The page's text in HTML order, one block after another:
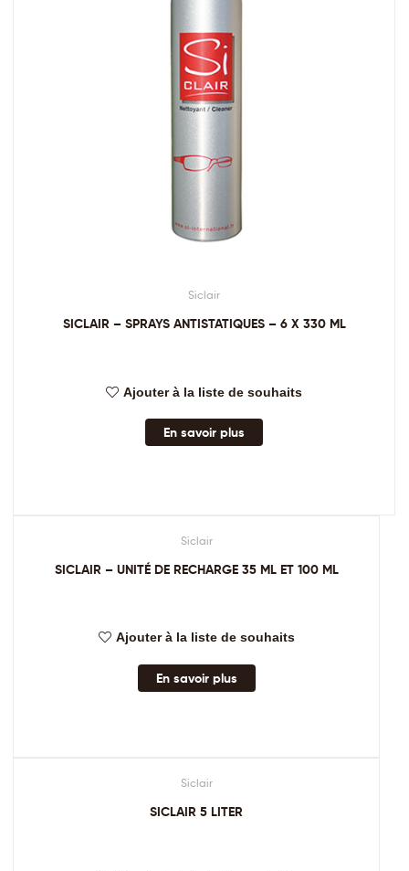
Siclair
SICLAIR – SPRAYS ANTISTATIQUES – 6 X 330 ML
Ajouter à la liste de souhaits
En savoir plus
Siclair
SICLAIR – UNITÉ DE RECHARGE 35 ML ET 100 ML
Ajouter à la liste de souhaits
En savoir plus
Siclair
SICLAIR 5 LITER